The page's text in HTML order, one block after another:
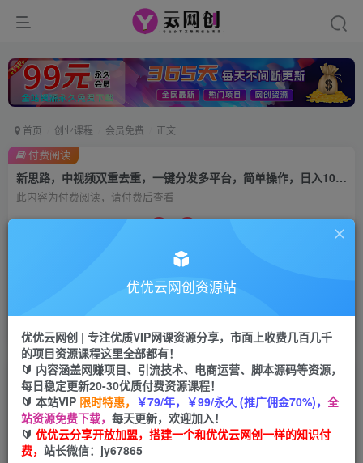
首页 创业课程 会员免费 正文
新思路，中视频双重去重，一键分发多平台，简单操作，日入1000+
此内容为付费阅读，请付费后查看
9.9
立即购买
付费阅读
新思路，中视频双重去重，一键分发多平台，简单
操作，日入1000+
优优云网创
2年前发布
关注 私信
优优云网创资源站
优优云网创 | 专注优质VIP网课资源分享，市面上收费几百几千
的项目资源课程这里全部都有！
🔰 内容涵盖网赚项目、引流技术、电商运营、脚本源码等资源，
每日稳定更新20-30优质付费资源课程！
🔰 本站VIP 限时特惠， ￥79/年，￥99/永久 (推广佣金70%)， 全
站资源免费下载， 每天更新，欢迎加入！
🔰 优优云分享开放加盟，搭建一个和优优云网创一样的知识付
费， 站长微信：jy67865